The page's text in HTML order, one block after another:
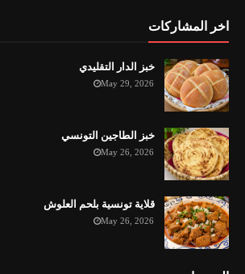
اخر المشاركات
خبز الدار التقليدي
May 29, 2026
خبز الطاجين التونسي
May 26, 2026
قلاية تونسية بلحم العلوش
May 26, 2026